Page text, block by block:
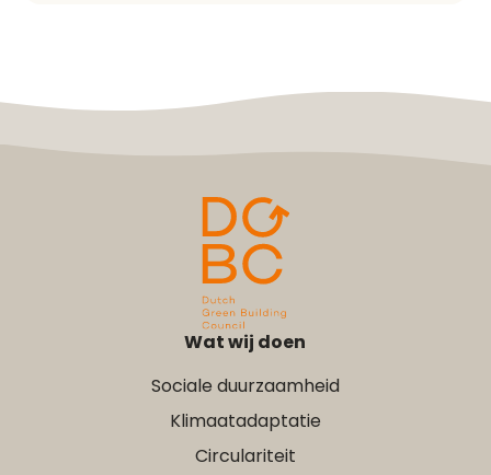
Wat wij doen
Sociale duurzaamheid
Klimaatadaptatie
Circulariteit